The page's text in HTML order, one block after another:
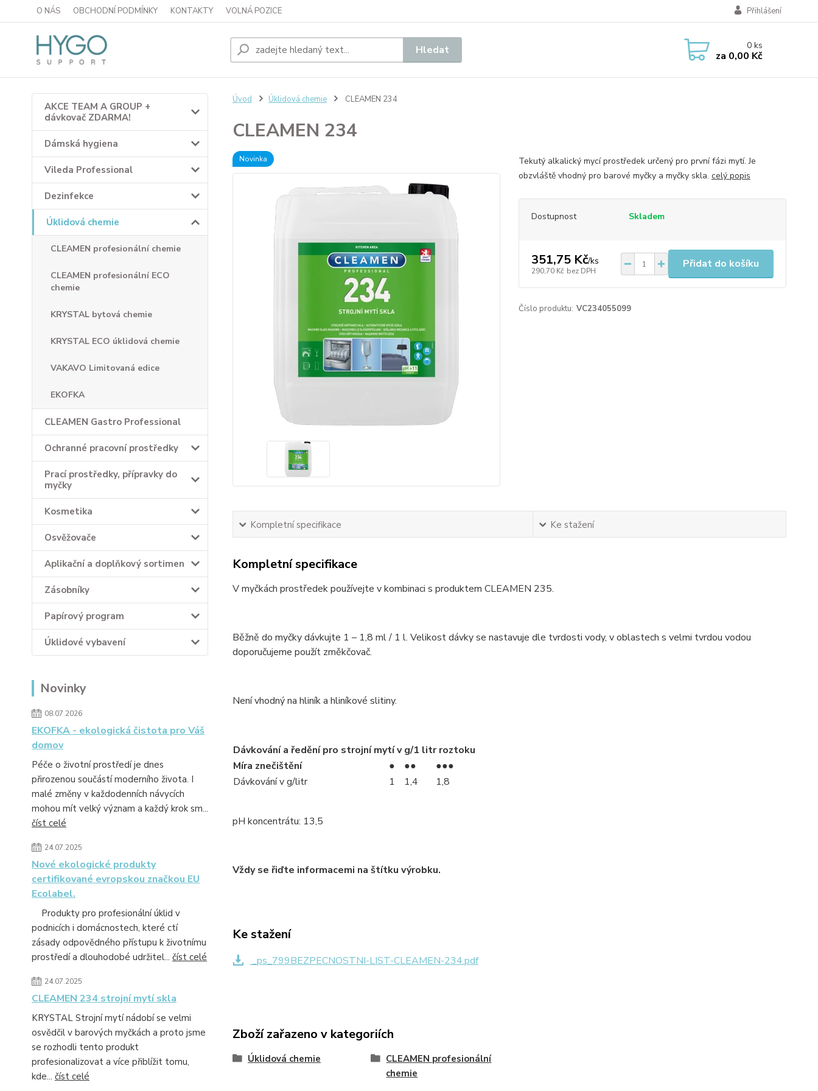
O NÁS OBCHODNÍ PODMÍNKY KONTAKTY VOLNÁ POZICE Přihlášení
Hledat 0ks
za 0,00 Kč
AKCE TEAM A GROUP +
dávkovač ZDARMA!
Dámská hygiena
Vileda Professional
Dezinfekce
Úklidová chemie
CLEAMEN profesionální chemie
CLEAMEN profesionální ECO
chemie
KRYSTAL bytová chemie
KRYSTAL ECO úklidová chemie
VAKAVO Limitovaná edice
EKOFKA
CLEAMEN Gastro Professional
Ochranné pracovní prostředky
Prací prostředky, přípravky do
myčky
Kosmetika
Osvěžovače
Aplikační a doplňkový sortimen
Zásobníky
Papírový program
Úklidové vybavení
Novinky
08.07.2026
EKOFKA - ekologická čistota pro Váš
domov
Péče o životní prostředí je dnes
přirozenou součástí moderního života. I
malé změny v každodenních návycích
mohou mít velký význam a každý krok sm...
číst celé
24.07.2025
Nové ekologické produkty
certifikované evropskou značkou EU
Ecolabel.
Produkty pro profesionální úklid v
podnicích i domácnostech, které ctí
zásady odpovědného přístupu k životnímu
prostředí a dlouhodobé udržitel... číst celé
24.07.2025
CLEAMEN 234 strojní mytí skla
KRYSTAL Strojní mytí nádobí se velmi
osvědčil v barových myčkách a proto jsme
se rozhodli tento produkt
profesionalizovat a více přiblížit tomu,
kde... číst celé
Úvod Úklidová chemie CLEAMEN 234
CLEAMEN 234
Novinka
Tekutý alkalický mycí prostředek určený pro první fázi mytí. Je
obzvláště vhodný pro barové myčky a myčky skla. celý popis
Dostupnost Skladem
351,75 Kč/ks
290,70 Kč bez DPH
Přidat do košíku
Číslo produktu: VC234055099
Kompletní specifikace Ke stažení
Kompletní specifikace
​​V myčkách prostředek používejte v kombinaci s produktem CLEAMEN 235.
Běžně do myčky dávkujte 1 – 1,8 ml / 1 l. Velikost dávky se nastavuje dle tvrdosti vody, v oblastech s velmi tvrdou vodou
doporučujeme použít změkčovač.
Není vhodný na hliník a hliníkové slitiny.
Dávkování a ředění pro strojní mytí v g/1 litr roztoku
Míra znečištění
● ●●
●●●
Dávkování v g/litr
1 1,4 1,8
pH koncentrátu: 13,5
Vždy se řiďte informacemi na štítku výrobku.
Ke stažení
_ps_799BEZPECNOSTNI-LIST-CLEAMEN-234.pdf
Zboží zařazeno v kategoriích
Úklidová chemie
CLEAMEN profesionální
chemie